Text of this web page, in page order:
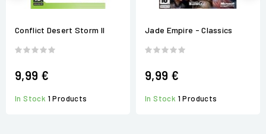
Conflict Desert Storm II
9,99 €
In Stock 1 Products
Jade Empire - Classics
9,99 €
In Stock 1 Products